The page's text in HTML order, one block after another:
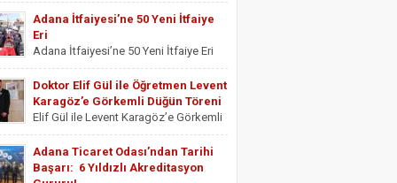
Gazeteciler Cemiyeti tarafından
düzenlenen etkinlikte gazeteciler bir
araya geldi....
Türkiye Beyazay Derneği Çukurova
Şubesinden Adana’da Engel Hakları
İçin Güçlü Farkındalık Konferansı
Şubesi tarafından düzenlenen
“Engellinin Engelli Haklarının Farkında
mıyız? Hak Bilinci, Erişilebilirlik ve
Toplumsal Farkındalık...
Adana İtfaiyesi’ne 50 Yeni İtfaiye
Eri
Adana İtfaiyesi’ne 50 Yeni İtfaiye Eri
Adana Büyükşehir Belediyesi İtfaiye
Daire Başkanlığı bünyesinde göreve
başlayacak 50 yeni itfaiye eri için
yemin töreni düzenlendi. Törene
Vekili...
Doktor Elif Gül ile Öğretmen Levent
Karagöz’e Görkemli Düğün Töreni
Elif Gül ile Levent Karagöz’e Görkemli
Düğün Töreni Serbest Muhasebeci
Mali Müşavir ve Adana Serbest
Muhasebeci Mali Müşavirler Odası
Adana Ticaret Odası’ndan Tarihi
Başarı: 6 Yıldızlı Akreditasyon